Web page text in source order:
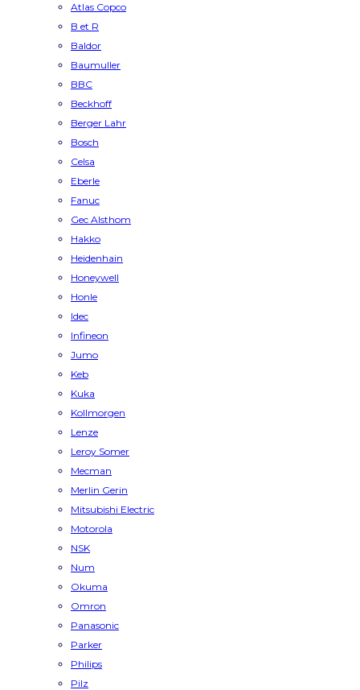
Atlas Copco
B et R
Baldor
Baumuller
BBC
Beckhoff
Berger Lahr
Bosch
Celsa
Eberle
Fanuc
Gec Alsthom
Hakko
Heidenhain
Honeywell
Honle
Idec
Infineon
Jumo
Keb
Kuka
Kollmorgen
Lenze
Leroy Somer
Mecman
Merlin Gerin
Mitsubishi Electric
Motorola
NSK
Num
Okuma
Omron
Panasonic
Parker
Philips
Pilz